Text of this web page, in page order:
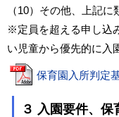
（10）その他、上記
※定員を超える申し込
い児童から優先的に入
保育園入所判定
３ 入園要件、